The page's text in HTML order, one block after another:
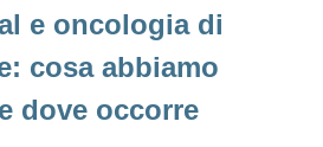
e oncologia di
cosa abbiamo
dove occorre